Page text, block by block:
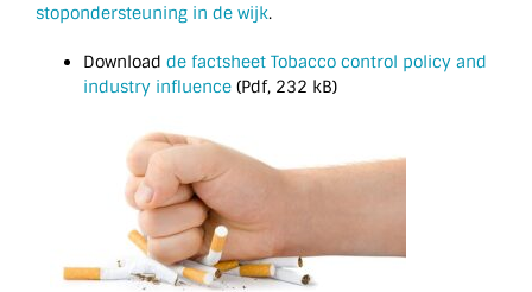
stopondersteuning in de wijk.
Download de factsheet Tobacco control policy and
industry influence (Pdf, 232 kB)